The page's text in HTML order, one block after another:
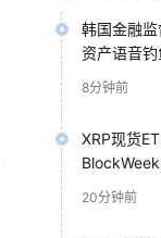
韩国金融
资产语音
8分钟前
XRP现货
20分钟前